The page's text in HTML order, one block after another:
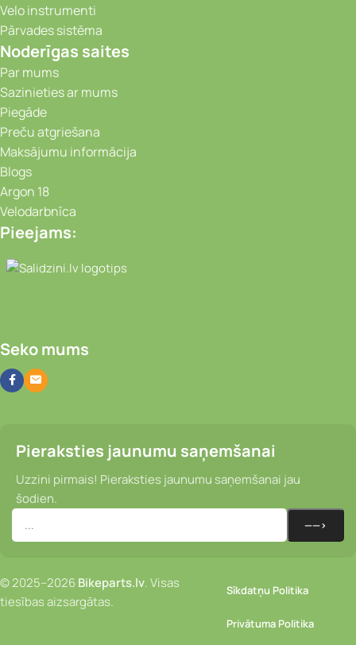
Velo instrumenti
Pārvades sistēma
Noderīgas saites
Par mums
Sazinieties ar mums
Piegāde
Preču atgriešana
Maksājumu informācija
Blogs
Argon 18
Velodarbnīca
Pieejams:
Video novērošanas kameras, Portatīvie
Seko mums
Pieraksties jaunumu saņemšanai
Uzzini pirmais! Pieraksties jaunumu saņemšanai jau
šodien.
© 2025–2026Bikeparts.lv. Visas
tiesības aizsargātas.
Sīkdatņu Politika
Privātuma Politika